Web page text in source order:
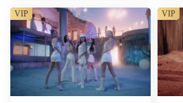
VIP VIP